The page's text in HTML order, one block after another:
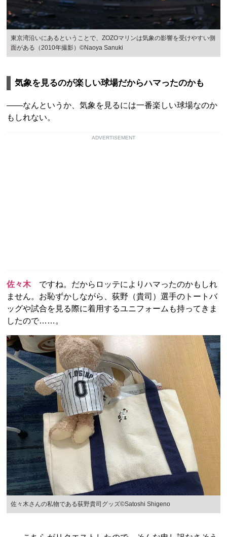
東京湾沿いにあるということで、ZOZOマリンは気象の影響を受けやすい側
面がある（2010年撮影）©Naoya Sanuki
気象を見るのが楽しい球場だからハマったのかも
――なんというか、気象を見るには一番楽しい球場なのか
もしれない。
ADVERTISEMENT
佐々木ですね。だからロッテによりハマったのかもしれ
ません。お恥ずかしながら、荻野（貴司）選手のトートバ
ッグや試合を見る際に着用するユニフォームも持ってきま
したので……。
佐々木さんの私物である荻野貴司グッズ©Satoshi Shigeno